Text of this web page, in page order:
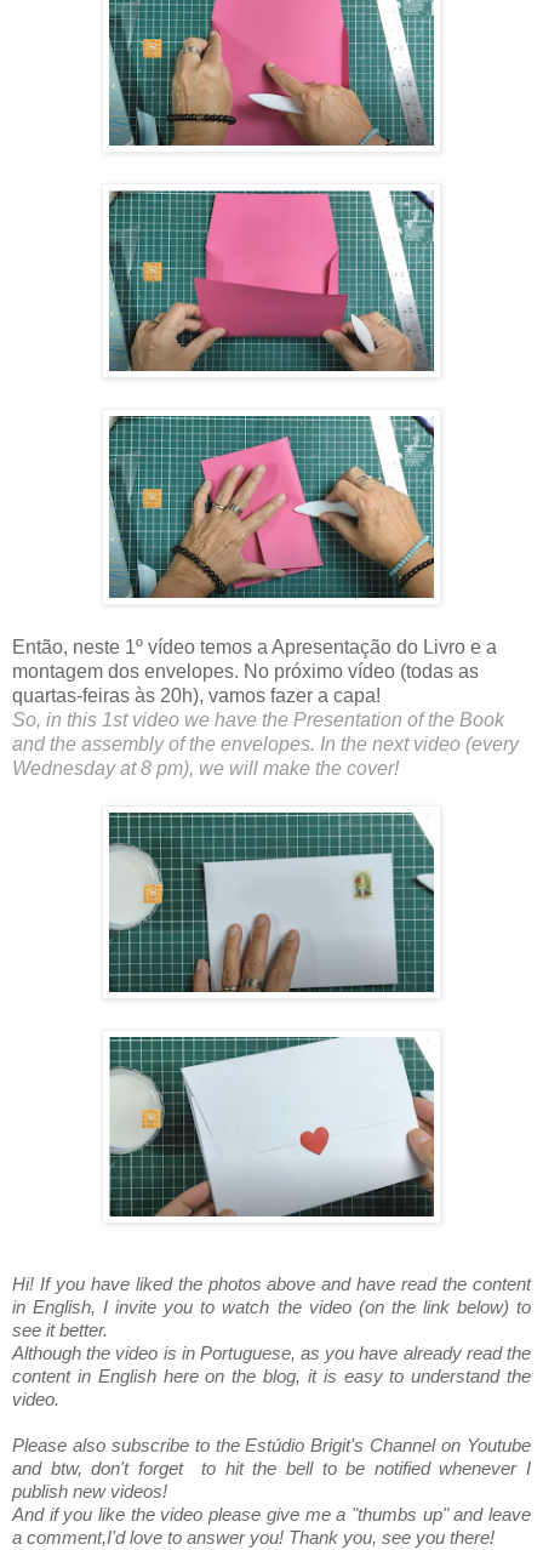
Então, neste 1º vídeo temos a Apresentação do Livro e a
montagem dos envelopes. No próximo vídeo (todas as
quartas-feiras às 20h), vamos fazer a capa!
So, in this 1st video we have the Presentation of the Book
and the assembly of the envelopes. In the next video (every
Wednesday at 8 pm), we will make the cover!
Hi! If you have liked the photos above and have read the content
in English, I invite you to watch the video (on the link below) to
see it better.
Although the video is in Portuguese, as you have already read the
content in English here on the blog, it is easy to understand the
video.
Please also subscribe to the Estúdio Brigit's Channel on Youtube
and btw, don't forget to hit the bell to be notified whenever I
publish new videos!
And if you like the video please give me a "thumbs up" and leave
a comment,I'd love to answer you! Thank you, see you there!